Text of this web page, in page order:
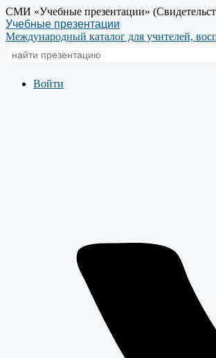
СМИ «Учебные презентации»
Учебные презентации
Международный каталог для учителей,
Войти